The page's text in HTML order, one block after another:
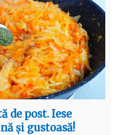
de post. Iese
și gustoasă!